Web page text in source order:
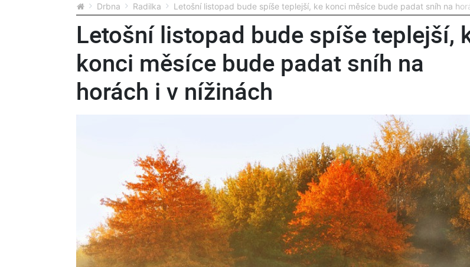
Drbna Radilka Letošní listopad bude spíše teplejší, ke konci měsíce bude padat sníh na
Letošní listopad bude spíše teplejší,
konci měsíce bude padat sníh na
horách i v nížinách